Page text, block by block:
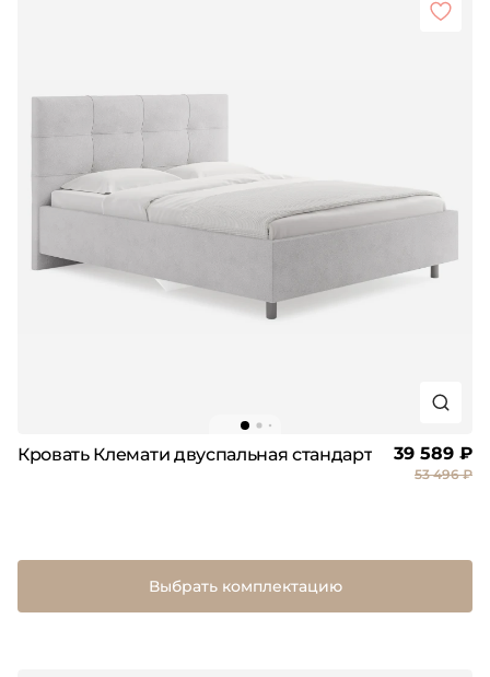
Кровать Клемати двуспальная стандарт 39 589 ₽
53 496 ₽
Выбрать комплектацию